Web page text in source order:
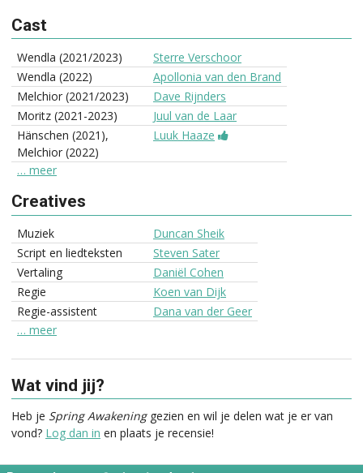
Cast
Wendla (2021/2023)
Sterre Verschoor
Wendla (2022)
Apollonia van den Brand
Melchior (2021/2023)
Dave Rijnders
Moritz (2021-2023)
Juul van de Laar
Hänschen (2021),
Melchior (2022)
Luuk Haaze
… meer
Creatives
Muziek
Duncan Sheik
Script en liedteksten
Steven Sater
Vertaling
Daniël Cohen
Regie
Koen van Dijk
Regie-assistent
Dana van der Geer
… meer
Wat vind jij?
Heb je Spring Awakeninggezien en wil je delen wat je er van
vond? Log dan in en plaats je recensie!